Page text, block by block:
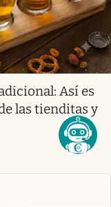
Así es
las tienditas y